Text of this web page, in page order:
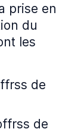
prise en
du
les
de
de